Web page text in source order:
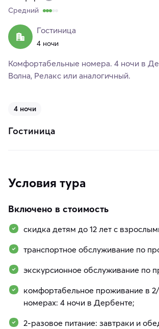
Средний
Гостиница
4 ночи
Комфортабельные номера. 4 ночи в
Волна, Релакс или аналогичный.
4 ночи
Гостиница
Условия тура
Включено в стоимость
скидка детям до 12 лет с
транспортное обслуживание по
экскурсионное обслуживание по
комфортабельное проживание в
номерах: 4 ночи в Дербенте;
2-разовое питание: завтраки и